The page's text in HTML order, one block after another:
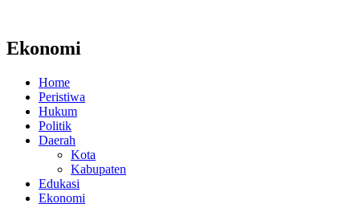
Ekonomi
Home
Peristiwa
Hukum
Politik
Daerah
Kota
Kabupaten
Edukasi
Ekonomi